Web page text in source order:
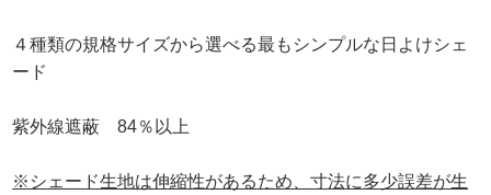
４種類の規格サイズから選べる最もシンプルな日よけシェ
ード
紫外線遮蔽 84％以上
※シェード生地は伸縮性があるため、寸法に多少誤差が生